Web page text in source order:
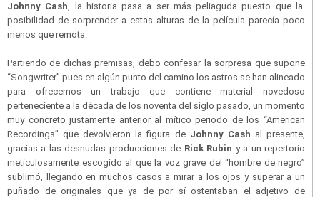
Johnny Cash, la historia pasa a ser más peliaguda puesto que la
posibilidad de sorprender a estas alturas de la película parecía poco
menos que remota.
Partiendo de dichas premisas, debo confesar la sorpresa que supone
“Songwriter” pues en algún punto del camino los astros se han alineado
para ofrecernos un trabajo que contiene material novedoso
perteneciente a la década de los noventa del siglo pasado, un momento
muy concreto justamente anterior al mítico periodo de los “American
Recordings” que devolvieron la figura de Johnny Cash al presente,
gracias a las desnudas producciones de Rick Rubin y a un repertorio
meticulosamente escogido al que la voz grave del “hombre de negro”
sublimó, llegando en muchos casos a mirar a los ojos y superar a un
puñado de originales que ya de por sí ostentaban el adjetivo de